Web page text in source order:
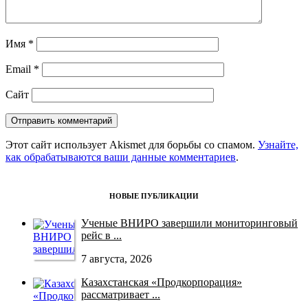
Имя *
Email *
Сайт
Этот сайт использует Akismet для борьбы со спамом. Узнайте,
как обрабатываются ваши данные комментариев.
НОВЫЕ ПУБЛИКАЦИИ
Ученые ВНИРО завершили мониторинговый
рейс в ...
7 августа, 2026
Казахстанская «Продкорпорация»
рассматривает ...